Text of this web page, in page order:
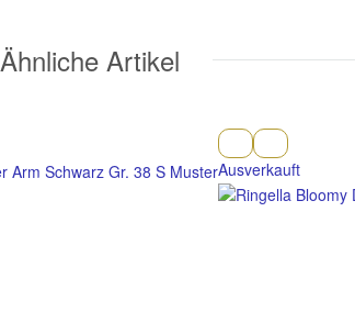
Ähnliche Artikel
Ausverkauft